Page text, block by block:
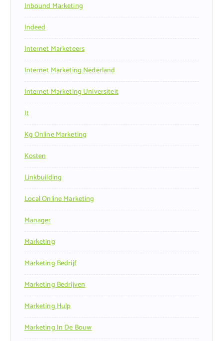
Inbound Marketing
Indeed
Internet Marketeers
Internet Marketing Nederland
Internet Marketing Universiteit
It
Kg Online Marketing
Kosten
Linkbuilding
Local Online Marketing
Manager
Marketing
Marketing Bedrijf
Marketing Bedrijven
Marketing Hulp
Marketing In De Bouw